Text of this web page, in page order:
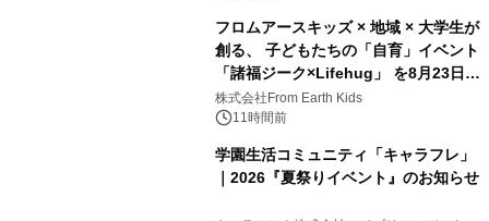
フロムアースキッズ × 地域 × 大学生が
創る、 子どもたちの「自育」イベント
「諸福ジーク×Lifehug」 を8月23日
(日)開催
株式会社From Earth Kids
11時間前
学園生活コミュニティ「キャラフレ」
｜2026『夏祭りイベント』のお知らせ